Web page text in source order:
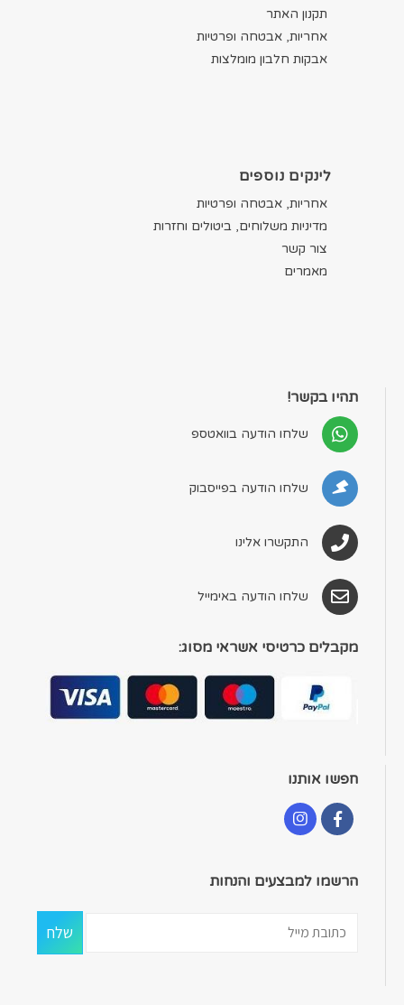
תקנון האתר
אחריות, אבטחה ופרטיות
אבקות חלבון מומלצות
לינקים נוספים
אחריות, אבטחה ופרטיות
מדיניות משלוחים, ביטולים וחזרות
צור קשר
מאמרים
תהיו בקשר!
שלחו הודעה בוואטספ
שלחו הודעה בפייסבוק
התקשרו אלינו
שלחו הודעה באימייל
מקבלים כרטיסי אשראי מסוג:
חפשו אותנו
הרשמו למבצעים והנחות